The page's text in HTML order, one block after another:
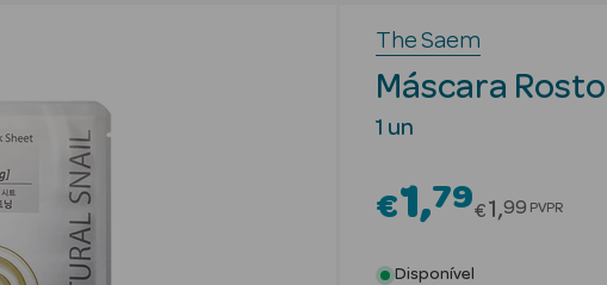
The Saem
Máscara
1 un
€1 79Price
€1 99 PVPR
Disponível